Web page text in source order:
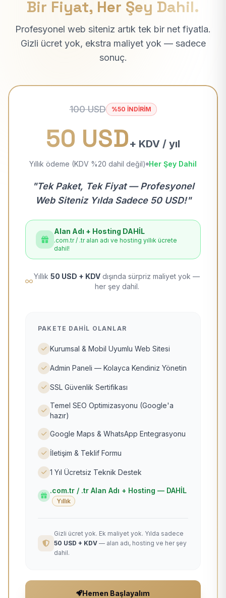
Bir Fiyat, Her Şey Dahil.
Profesyonel web siteniz artık tek bir net fiyatla.
Gizli ücret yok, ekstra maliyet yok — sadece
sonuç.
100 USD %50 İNDİRİM
50 USD+ KDV / yıl
Yıllık ödeme (KDV %20 dahil değil) Her Şey Dahil
"Tek Paket, Tek Fiyat — Profesyonel
Web Siteniz Yılda Sadece 50 USD!"
Alan Adı + Hosting DAHİL
.com.tr / .tr alan adı ve hosting yıllık ücrete
dahil!
Yıllık 50 USD + KDV dışında sürpriz maliyet yok —
her şey dahil.
PAKETE DAHIL OLANLAR
Kurumsal & Mobil Uyumlu Web Sitesi
Admin Paneli — Kolayca Kendiniz Yönetin
SSL Güvenlik Sertifikası
Temel SEO Optimizasyonu (Google'a
hazır)
Google Maps & WhatsApp Entegrasyonu
İletişim & Teklif Formu
1 Yıl Ücretsiz Teknik Destek
.com.tr / .tr Alan Adı + Hosting — DAHİL
Yıllık
Gizli ücret yok. Ek maliyet yok. Yılda sadece
50 USD + KDV — alan adı, hosting ve her şey
dahil.
Hemen Başlayalım